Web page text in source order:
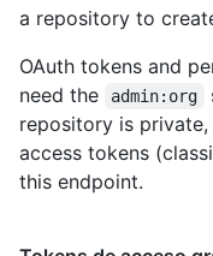
a repository to
OAuth tokens and
need the
admin:org
repository is private,
access tokens
this endpoint.